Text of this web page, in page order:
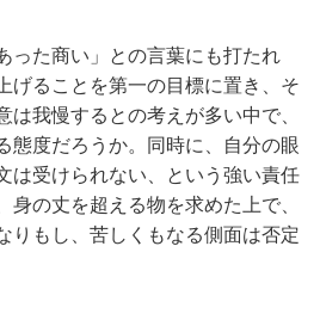
った商い」との言葉にも打たれ
げることを第一の目標に置き、そ
は我慢するとの考えが多い中で、
態度だろうか。同時に、自分の眼
は受けられない、という強い責任
身の丈を超える物を求めた上で、
りもし、苦しくもなる側面は否定